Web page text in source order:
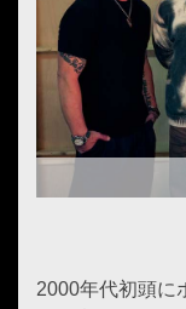
2000年代初頭に